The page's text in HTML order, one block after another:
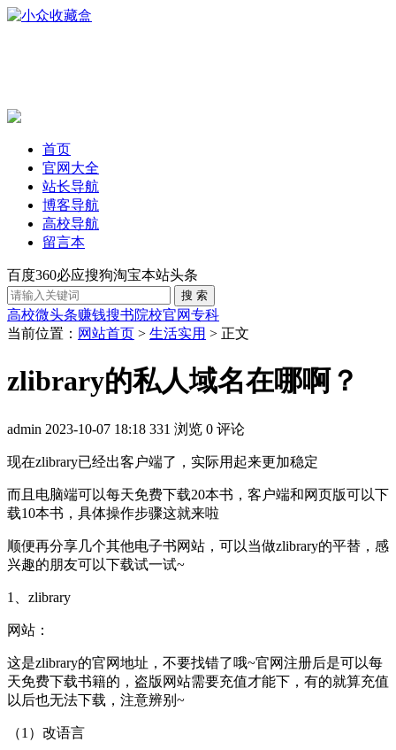
首页
官网大全
站长导航
博客导航
高校导航
留言本
百度360必应搜狗淘宝本站头条
高校微头条赚钱搜书院校官网专科
当前位置： 网站首页 > 生活实用 > 正文
zlibrary的私人域名在哪啊？
admin 2023-10-07 18:18 331 浏览 0 评论
现在zlibrary已经出客户端了，实际用起来更加稳定
而且电脑端可以每天免费下载20本书，客户端和网页版可以下
载10本书，具体操作步骤这就来啦
顺便再分享几个其他电子书网站，可以当做zlibrary的平替，感
兴趣的朋友可以下载试一试~
1、zlibrary
网站：
这是zlibrary的官网地址，不要找错了哦~官网注册后是可以每
天免费下载书籍的，盗版网站需要充值才能下，有的就算充值
以后也无法下载，注意辨别~
（1）改语言